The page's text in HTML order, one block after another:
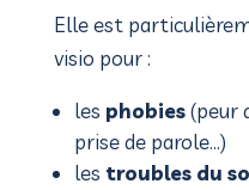
Elle est
visio pour :
les phobies(peur
prise de parole…)
les troubles du